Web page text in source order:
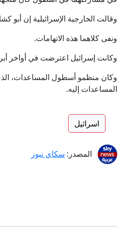
وقالت الخارجية الإسرائيلية إن أبو
ونفى كلاهما هذه الاتهامات.
وكانت إسرائيل اعترضت في أواخر أبريل الماضي، أسطولا مكونا من 20
وكان منظمو أسطول المساعدات،
المساعدات إليه.
اسرائيل
المصدر: سكاي نيوز